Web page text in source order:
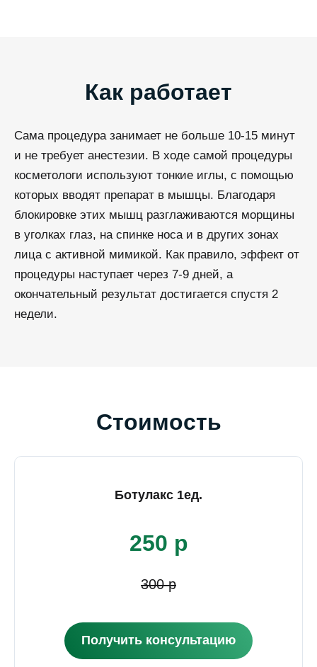
Как работает
Сама процедура занимает не больше 10-15 минут
и не требует анестезии. В ходе самой процедуры
косметологи используют тонкие иглы, с помощью
которых вводят препарат в мышцы. Благодаря
блокировке этих мышц разглаживаются морщины
в уголках глаз, на спинке носа и в других зонах
лица с активной мимикой. Как правило, эффект от
процедуры наступает через 7-9 дней, а
окончательный результат достигается спустя 2
недели.
Стоимость
Ботулакс 1ед.
250 р
300 р
Получить консультацию